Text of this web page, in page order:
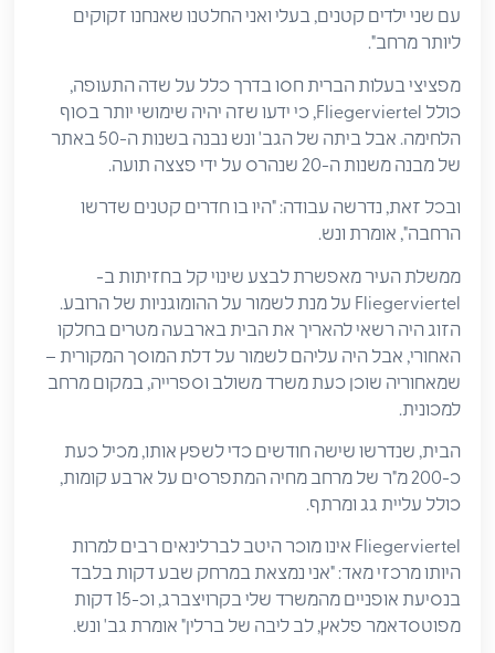
עם שני ילדים קטנים, בעלי ואני החלטנו שאנחנו זקוקים
ליותר מרחב".
מפציצי בעלות הברית חסו בדרך כלל על שדה התעופה,
כולל Fliegerviertel, כי ידעו שזה יהיה שימושי יותר בסוף
הלחימה. אבל ביתה של הגב' ונש נבנה בשנות ה-50 באתר
של מבנה משנות ה-20 שנהרס על ידי פצצה תועה.
ובכל זאת, נדרשה עבודה: "היו בו חדרים קטנים שדרשו
הרחבה", אומרת ונש.
ממשלת העיר מאפשרת לבצע שינוי קל בחזיתות ב-
Fliegerviertel על מנת לשמור על ההומוגניות של הרובע.
הזוג היה רשאי להאריך את הבית בארבעה מטרים בחלקו
האחורי, אבל היה עליהם לשמור על דלת המוסך המקורית –
שמאחוריה שוכן כעת משרד משולב וספרייה, במקום מרחב
למכונית.
הבית, שנדרשו שישה חודשים כדי לשפץ אותו, מכיל כעת
כ-200 מ"ר של מרחב מחיה המתפרסים על ארבע קומות,
כולל עליית גג ומרתף.
Fliegerviertel אינו מוכר היטב לברלינאים רבים למרות
היותו מרכזי מאד: "אני נמצאת במרחק שבע דקות בלבד
בנסיעת אופניים מהמשרד שלי בקרויצברג, וכ-15 דקות
מפוטסדאמר פלאץ, לב ליבה של ברלין" אומרת גב' ונש.